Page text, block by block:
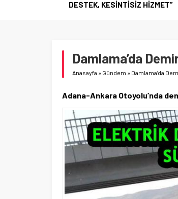
Damlama’da
Anasayfa » Gündem » Damlama’da
Adana-Ankara Otoyolu’nda